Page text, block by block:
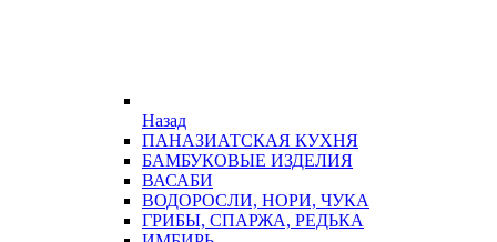
Назад
ПАНАЗИАТСКАЯ КУХНЯ
БАМБУКОВЫЕ ИЗДЕЛИЯ
ВАСАБИ
ВОДОРОСЛИ, НОРИ, ЧУКА
ГРИБЫ, СПАРЖА, РЕДЬКА